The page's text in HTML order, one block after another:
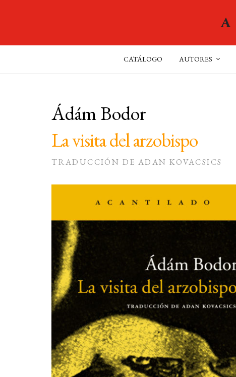
CATÁLOGO AUTORES
Ádám Bodor
La visita del arzobispo
TRADUCCIÓN DE ADAN KOVACSICS